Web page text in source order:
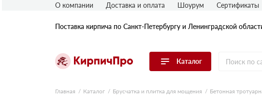
Поставка кирпича по Санкт-Петербургу и Ленинградской
Каталог
Перейти в каталог
О компании Доставка и оплата Шоурум Сертификаты
Главная Каталог Брусчатка и плитка для мощения Бетонная